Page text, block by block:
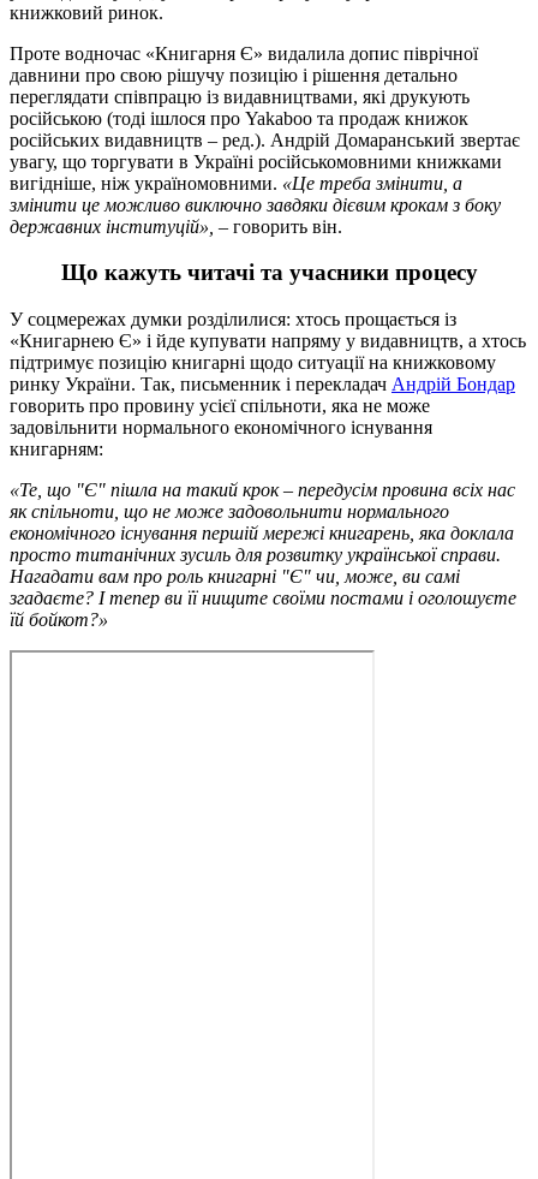
книжковий ринок.
Проте водночас «Книгарня Є» видалила допис піврічної
давнини про свою рішучу позицію і рішення детально
переглядати співпрацю із видавництвами, які друкують
російською (тоді ішлося про Yakaboo та продаж книжок
російських видавництв – ред.). Андрій Домаранський звертає
увагу, що торгувати в Україні російськомовними книжками
вигідніше, ніж україномовними. «Це треба змінити, а
змінити це можливо виключно завдяки дієвим крокам з боку
державних інституцій», – говорить він.
Що кажуть читачі та учасники процесу
У соцмережах думки розділилися: хтось прощається із
«Книгарнею Є» і йде купувати напряму у видавництв, а хтось
підтримує позицію книгарні щодо ситуації на книжковому
ринку України. Так, письменник і перекладач Андрій Бондар
говорить про провину усієї спільноти, яка не може
задовільнити нормального економічного існування
книгарням:
«Те, що "Є" пішла на такий крок – передусім провина всіх нас
як спільноти, що не може задовольнити нормального
економічного існування першій мережі книгарень, яка доклала
просто титанічних зусиль для розвитку української справи.
Нагадати вам про роль книгарні "Є" чи, може, ви самі
згадаєте? І тепер ви її нищите своїми постами і оголошуєте
їй бойкот?»